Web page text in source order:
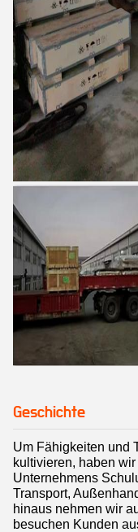
Geschichte
Um Fähigkeiten und
kultivieren, haben
Unternehmens
Transport,
hinaus nehmen wir
besuchen Kunden